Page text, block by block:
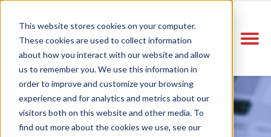
This website stores cookies on your computer.
These cookies are used to collect information
about how you interact with our website and allow
us to remember you. We use this information in
order to improve and customize your browsing
experience and for analytics and metrics about our
visitors both on this website and other media. To
find out more about the cookies we use, see our